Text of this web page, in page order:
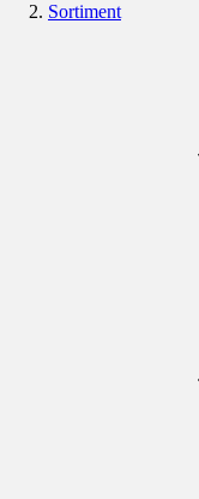
Sortiment